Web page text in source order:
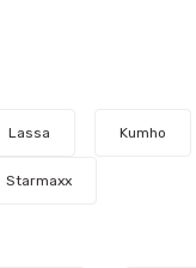
Lassa Kumho
Starmaxx